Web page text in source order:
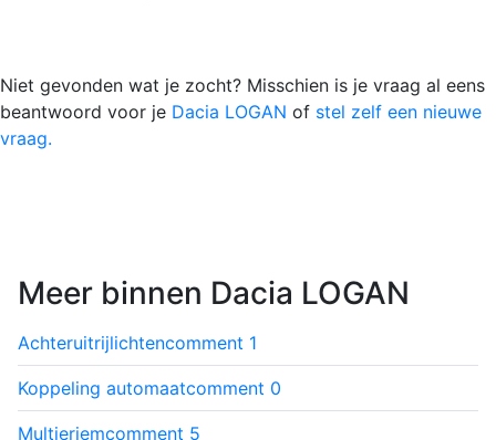
Niet gevonden wat je zocht? Misschien is je vraag al eens
beantwoord voor je Dacia LOGAN of stel zelf een nieuwe
vraag.
Meer binnen Dacia LOGAN
Achteruitrijlichtencomment 1
Koppeling automaatcomment 0
Multieriemcomment 5